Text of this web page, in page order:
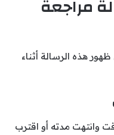
مراجعة
هذه الرسالة أثناء
وانتهت مدته أو اقترب